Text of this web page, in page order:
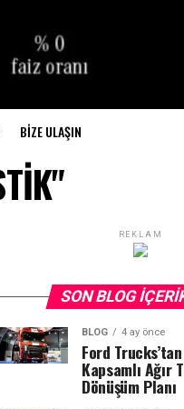
BIZE ULAŞIN
REKLAM
SON BLOG
BLOG 4 ay önce
Ford
Kapsamlı Ağır
Dönüşüm Planı